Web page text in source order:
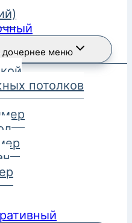
дочернее меню
потолков